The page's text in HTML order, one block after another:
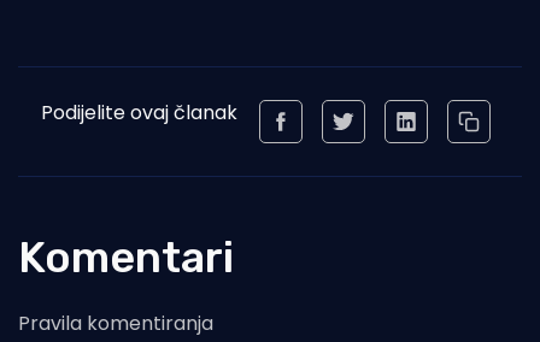
Podijelite ovaj članak
Komentari
Pravila komentiranja